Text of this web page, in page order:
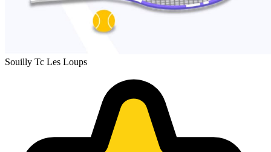
Souilly Tc Les Loups